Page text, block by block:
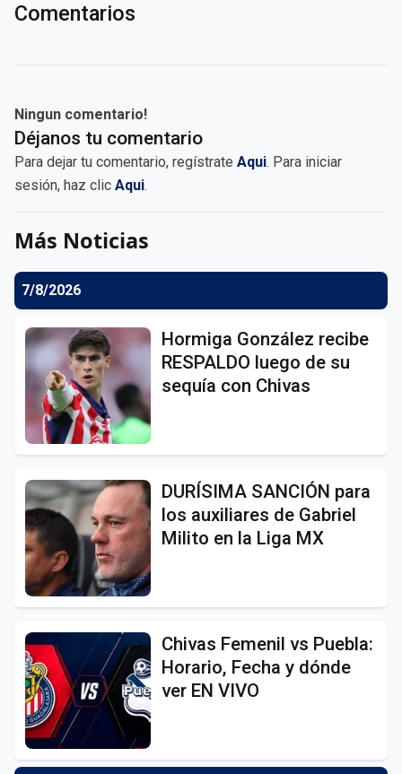
Comentarios
Ningun comentario!
Déjanos tu comentario
Para dejar tu comentario, regístrate Aqui. Para iniciar
sesión, haz clic Aqui.
Más Noticias
7/8/2026
Hormiga González recibe
RESPALDO luego de su
sequía con Chivas
DURÍSIMA SANCIÓN para
los auxiliares de Gabriel
Milito en la Liga MX
Chivas Femenil vs Puebla:
Horario, Fecha y dónde
ver EN VIVO